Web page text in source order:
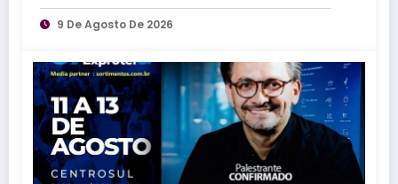
9 De Agosto De 2026